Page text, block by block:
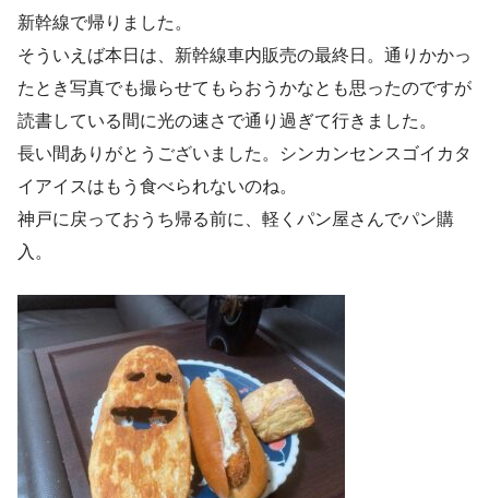
新幹線で帰りました。
そういえば本日は、新幹線車内販売の最終日。通りかかっ
たとき写真でも撮らせてもらおうかなとも思ったのですが
読書している間に光の速さで通り過ぎて行きました。
長い間ありがとうございました。シンカンセンスゴイカタ
イアイスはもう食べられないのね。
神戸に戻っておうち帰る前に、軽くパン屋さんでパン購
入。